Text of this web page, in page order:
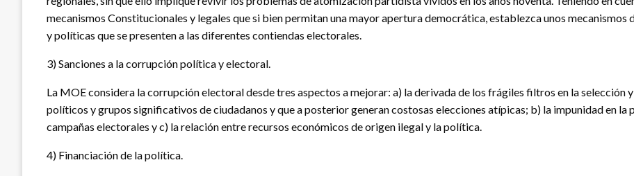
mecanismos Constitucionales y legales que si bien permitan una mayor apertura democrática, establezca unos
y políticas que se presenten a las diferentes contiendas electorales.
3) Sanciones a la corrupción política y electoral.
La MOE considera la corrupción electoral desde tres aspectos a mejorar: a) la derivada de los frágiles filtros en la selección
políticos y grupos significativos de ciudadanos y que a posterior generan costosas elecciones atípicas; b) la impunidad en
campañas electorales y c) la relación entre recursos económicos de origen ilegal y la política.
4) Financiación de la política.